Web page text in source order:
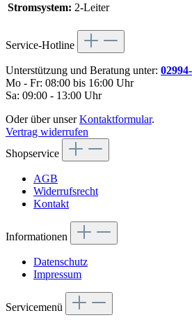
Stromsystem: 2-Leiter
Service-Hotline
Unterstützung und Beratung unter:
Mo - Fr: 08:00 bis 16:00 Uhr
Sa: 09:00 - 13:00 Uhr
Oder über unserKontaktformular.
Vertrag widerrufen
Shopservice
AGB
Widerrufsrecht
Kontakt
Informationen
Datenschutz
Impressum
Servicemenü